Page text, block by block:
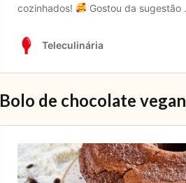
Bolo de chocolate vegan